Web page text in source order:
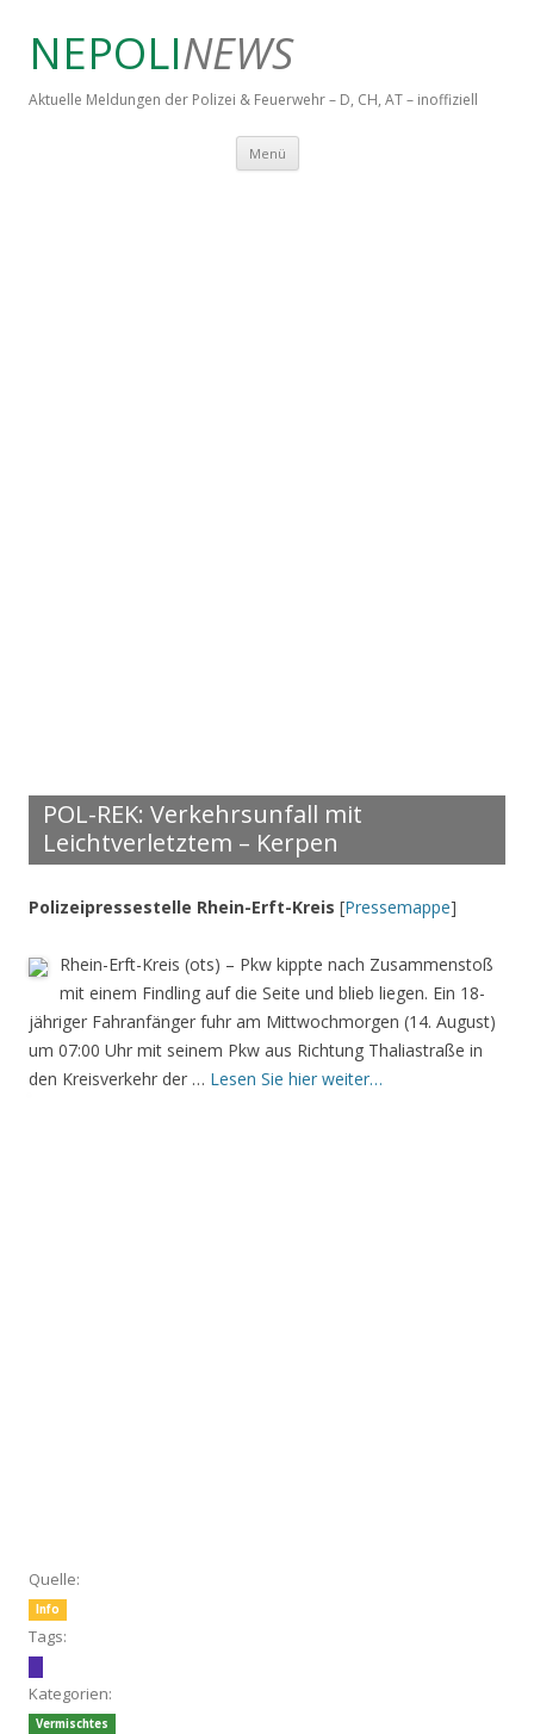
NEPOLINEWS
Aktuelle Meldungen der Polizei & Feuerwehr – D, CH, AT – inoffiziell
Menü Springe zum Inhalt
POL-REK: Verkehrsunfall mit
Leichtverletztem – Kerpen
Polizeipressestelle Rhein-Erft-Kreis [Pressemappe]
Rhein-Erft-Kreis (ots) – Pkw kippte nach Zusammenstoß
mit einem Findling auf die Seite und blieb liegen. Ein 18-
jähriger Fahranfänger fuhr am Mittwochmorgen (14. August)
um 07:00 Uhr mit seinem Pkw aus Richtung Thaliastraße in
den Kreisverkehr der … Lesen Sie hier weiter…
Quelle:
Info
Tags:
Kategorien:
Vermischtes